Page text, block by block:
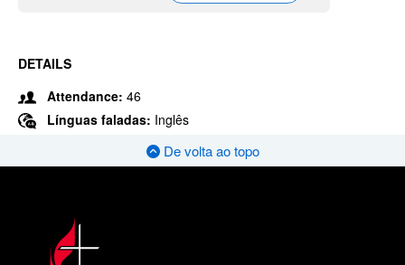
DETAILS
Attendance: 46
Línguas faladas: Inglês
De volta ao topo